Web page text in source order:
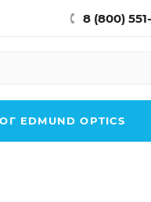
8 (800)
EDMUND OPTICS